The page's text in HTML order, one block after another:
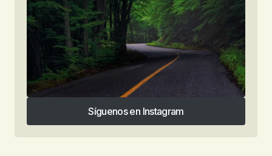
Síguenos en Instagram
Síguenos en Instagram